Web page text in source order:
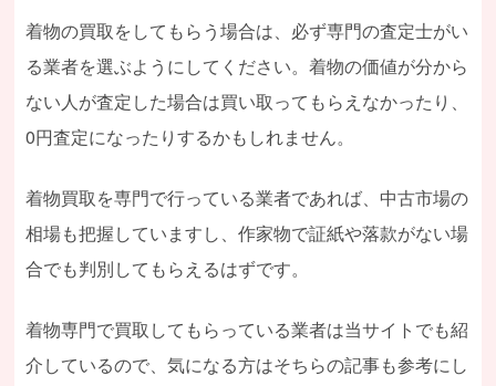
着物の買取をしてもらう場合は、必ず専門の査定士がい
る業者を選ぶようにしてください。着物の価値が分から
ない人が査定した場合は買い取ってもらえなかったり、
0円査定になったりするかもしれません。
着物買取を専門で行っている業者であれば、中古市場の
相場も把握していますし、作家物で証紙や落款がない場
合でも判別してもらえるはずです。
着物専門で買取してもらっている業者は当サイトでも紹
介しているので、気になる方はそちらの記事も参考にし